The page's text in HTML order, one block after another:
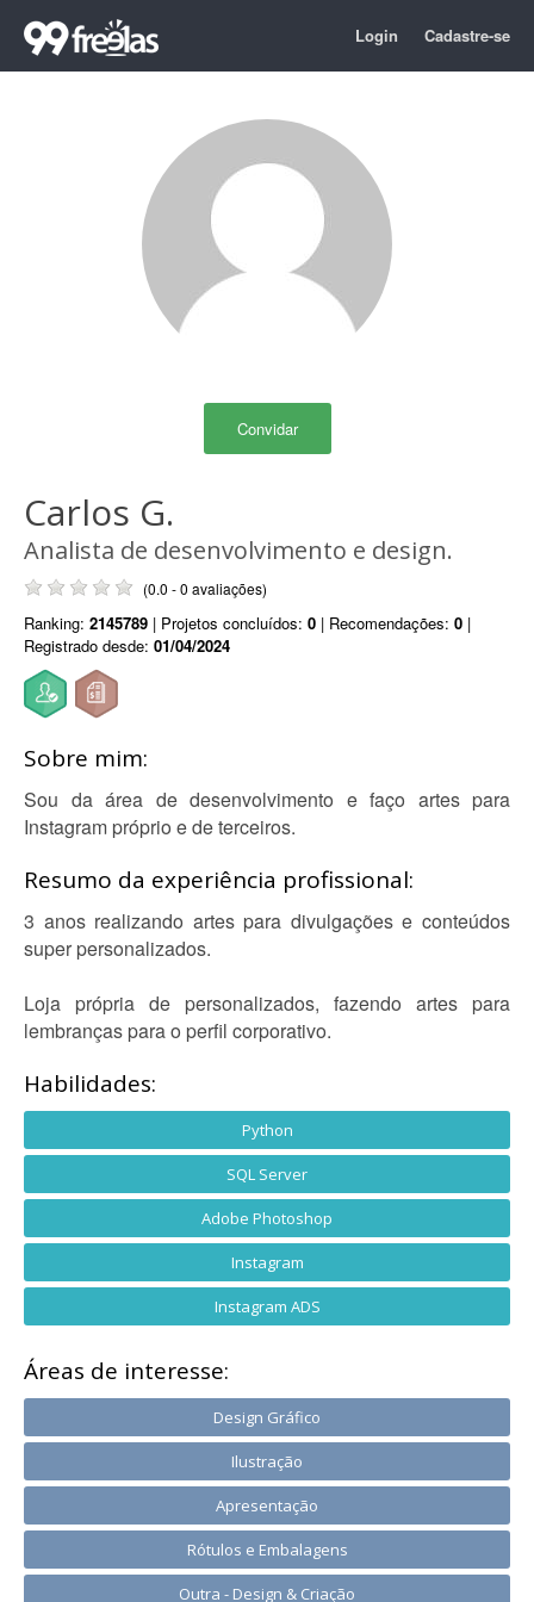
Login Cadastre-se
Convidar
Carlos G.
Analista de desenvolvimento e design.
(0.0 - 0 avaliações)
Ranking: 2145789 | Projetos concluídos: 0 | Recomendações: 0 |
Registrado desde: 01/04/2024
Sobre mim:
Sou da área de desenvolvimento e faço artes para
Instagram próprio e de terceiros.
Resumo da experiência profissional:
3 anos realizando artes para divulgações e conteúdos
super personalizados.
Loja própria de personalizados, fazendo artes para
lembranças para o perfil corporativo.
Habilidades:
Python
SQL Server
Adobe Photoshop
Instagram
Instagram ADS
Áreas de interesse:
Design Gráfico
Ilustração
Apresentação
Rótulos e Embalagens
Outra - Design & Criação